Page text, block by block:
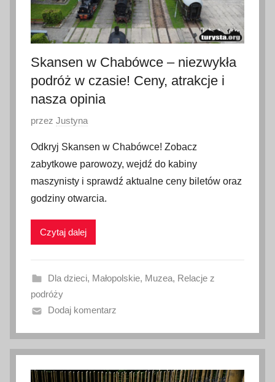
2
6
Skansen w Chabówce – niezwykła
podróż w czasie! Ceny, atrakcje i
nasza opinia
O
u
b
l
i
w
n
o
2
c
przez Justyna
Odkryj Skansen w Chabówce! Zobacz
zabytkowe parowozy, wejdź do kabiny
maszynisty i sprawdź aktualne ceny biletów oraz
godziny otwarcia.
Czytaj dalej
Dla dzieci, Małopolskie, Muzea, Relacje z
podróży
Dodaj komentarz